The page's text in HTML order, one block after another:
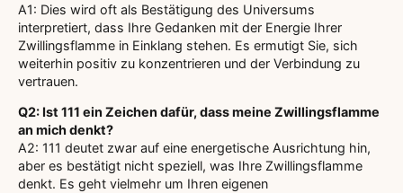
A1: Dies wird oft als Bestätigung des Universums
interpretiert, dass Ihre Gedanken mit der Energie Ihrer
Zwillingsflamme in Einklang stehen. Es ermutigt Sie, sich
weiterhin positiv zu konzentrieren und der Verbindung zu
vertrauen.
Q2: Ist 111 ein Zeichen dafür, dass meine Zwillingsflamme
an mich denkt?
A2: 111 deutet zwar auf eine energetische Ausrichtung hin,
aber es bestätigt nicht speziell, was Ihre Zwillingsflamme
denkt. Es geht vielmehr um Ihren eigenen